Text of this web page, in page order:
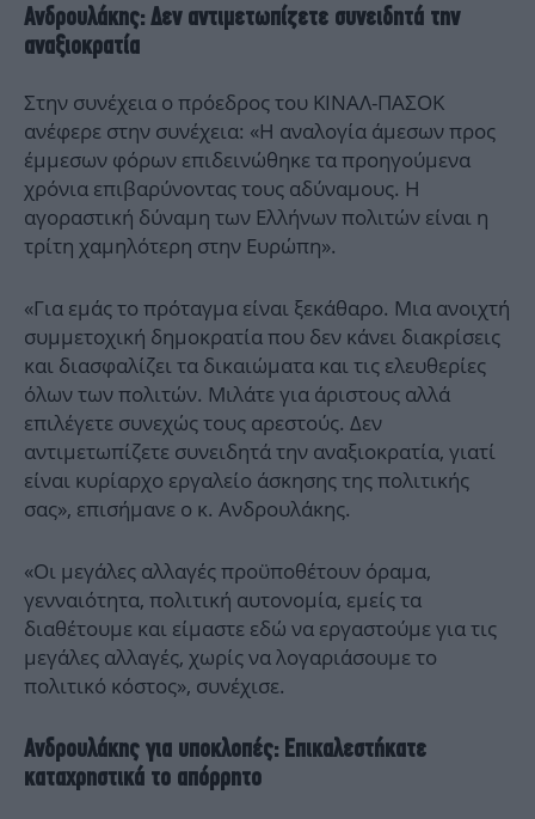
Ανδρουλάκης: Δεν αντιμετωπίζετε συνειδητά την
αναξιοκρατία
Στην συνέχεια ο πρόεδρος του ΚΙΝΑΛ-ΠΑΣΟΚ
ανέφερε στην συνέχεια: «Η αναλογία άμεσων προς
έμμεσων φόρων επιδεινώθηκε τα προηγούμενα
χρόνια επιβαρύνοντας τους αδύναμους. Η
αγοραστική δύναμη των Ελλήνων πολιτών είναι η
τρίτη χαμηλότερη στην Ευρώπη».
«Για εμάς το πρόταγμα είναι ξεκάθαρο. Μια ανοιχτή
συμμετοχική δημοκρατία που δεν κάνει διακρίσεις
και διασφαλίζει τα δικαιώματα και τις ελευθερίες
όλων των πολιτών. Μιλάτε για άριστους αλλά
επιλέγετε συνεχώς τους αρεστούς. Δεν
αντιμετωπίζετε συνειδητά την αναξιοκρατία, γιατί
είναι κυρίαρχο εργαλείο άσκησης της πολιτικής
σας», επισήμανε ο κ. Ανδρουλάκης.
«Οι μεγάλες αλλαγές προϋποθέτουν όραμα,
γενναιότητα, πολιτική αυτονομία, εμείς τα
διαθέτουμε και είμαστε εδώ να εργαστούμε για τις
μεγάλες αλλαγές, χωρίς να λογαριάσουμε το
πολιτικό κόστος», συνέχισε.
Ανδρουλάκης για υποκλοπές: Επικαλεστήκατε
καταχρηστικά το απόρρητο